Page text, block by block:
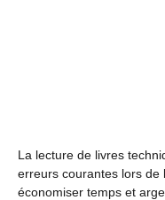
La lecture de livres
erreurs courantes lors de
économiser temps et